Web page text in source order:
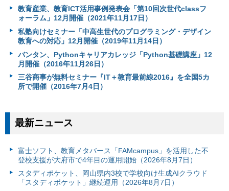
教育産業、教育ICT活用事例発表会「第10回次世代classフ
ォーラム」12月開催（2021年11月17日）
私塾向けセミナー「中高生世代のプログラミング・デザイン
教育への対応」12月開催（2019年11月14日）
バンタン、Pythonキャリアカレッジ「Python基礎講座」12
月開催（2016年11月26日）
三谷商事が無料セミナー『IT＋教育最前線2016』を全国5カ
所で開催（2016年7月4日）
最新ニュース
富⼠ソフト、教育メタバース「FAMcampus」を活用した不
登校支援が大府市で4年目の運用開始（2026年8月7日）
スタディポケット、岡山県内3校で学校向け生成AIクラウド
「スタディポケット」継続運用（2026年8月7日）